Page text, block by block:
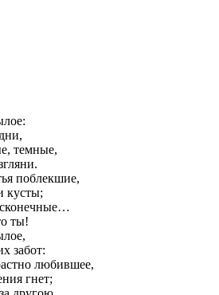
темные,
поблекшие,
кусты;
ты!
забот:
любившее,
гнет;